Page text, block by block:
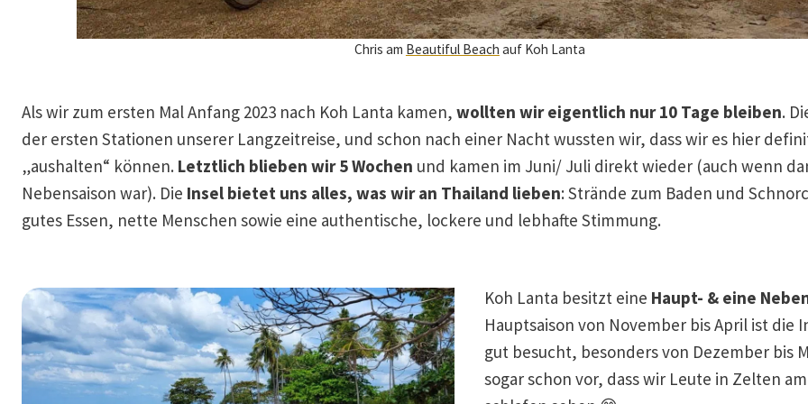
Chris am Beautiful Beach auf Koh Lanta
Als wir zum ersten Mal Anfang 2023 nach Koh Lanta kamen, wollten wir eigentlich nur 10 Tage bleiben.
der ersten Stationen unserer Langzeitreise, und schon nach einer Nacht wussten wir, dass wir es hier
„aushalten“ können. Letztlich blieben wir 5 Wochen und kamen im Juni/ Juli direkt wieder (auch wenn
Nebensaison war). Die Insel bietet uns alles, was wir an Thailand lieben: Strände zum Baden und
gutes Essen, nette Menschen sowie eine authentische, lockere und lebhafte Stimmung.
Koh Lanta besitzt eine Haupt- & eine
Hauptsaison von November bis April ist die
gut besucht, besonders von Dezember bis
sogar schon vor, dass wir Leute in Zelten